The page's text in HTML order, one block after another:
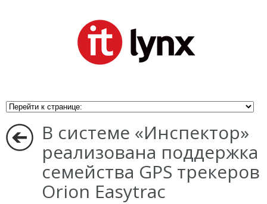
В системе «Инспектор»
реализована поддержка
семейства GPS трекеров
Orion Easytrac